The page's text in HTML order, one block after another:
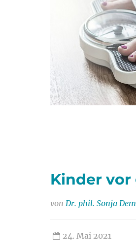
Kinder
von Dr. phil. Sonja
24. Mai 2021